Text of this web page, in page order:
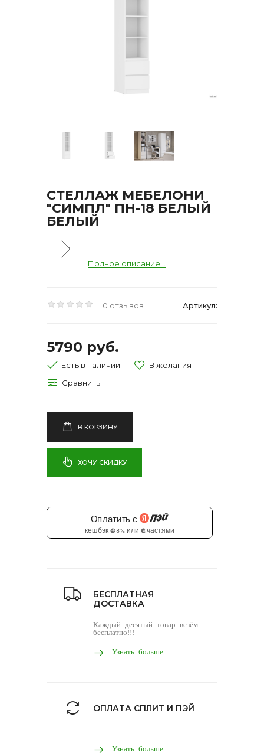
СТЕЛЛАЖ МЕБЕЛОНИ
"СИМПЛ" ПН-18 БЕЛЫЙ
БЕЛЫЙ
Полное описание...
0 отзывов Артикул:
5790 руб.
Есть в наличии
В КОРЗИНУ
ХОЧУ СКИДКУ
БЕСПЛАТНАЯ
ДОСТАВКА
Каждый десятый товар везём
бесплатно!!!
Узнать больше
ОПЛАТА СПЛИТ И ПЭЙ
Узнать больше